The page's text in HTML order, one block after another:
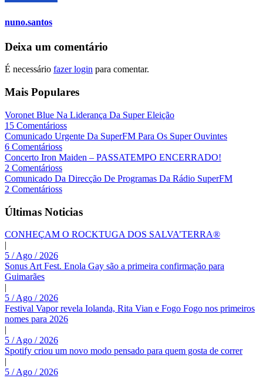
nuno.santos
Deixa um comentário
É necessário fazer login para comentar.
Mais Populares
Voronet Blue Na Liderança Da Super Eleição
15 Comentárioss
Comunicado Urgente Da SuperFM Para Os Super Ouvintes
6 Comentárioss
Concerto Iron Maiden – PASSATEMPO ENCERRADO!
2 Comentárioss
Comunicado Da Direcção De Programas Da Rádio SuperFM
2 Comentárioss
Últimas Noticias
CONHEÇAM O ROCKTUGA DOS SALVA’TERRA®
|
5 / Ago / 2026
Sonus Art Fest. Enola Gay são a primeira confirmação para
Guimarães
|
5 / Ago / 2026
Festival Vapor revela Iolanda, Rita Vian e Fogo Fogo nos primeiros
nomes para 2026
|
5 / Ago / 2026
Spotify criou um novo modo pensado para quem gosta de correr
|
5 / Ago / 2026